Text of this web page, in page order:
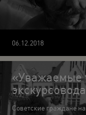
06.12.2018
«Уважаемые
Советские граждане